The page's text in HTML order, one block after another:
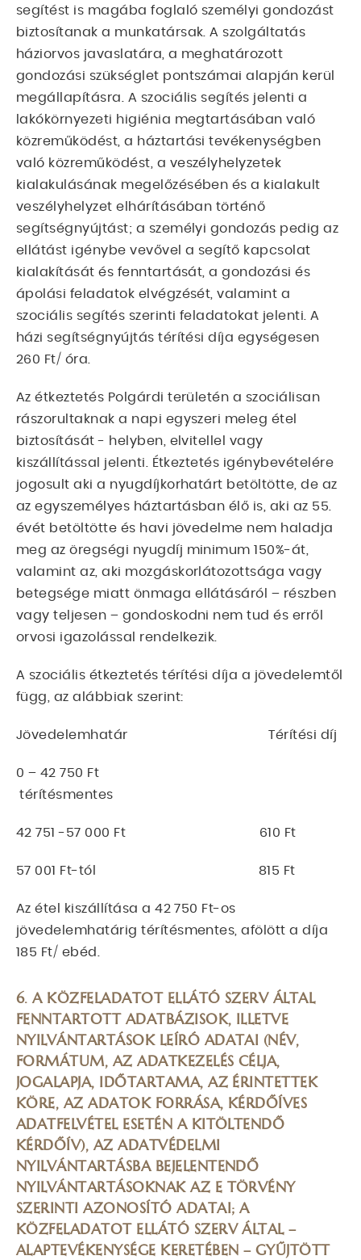
segítést is magába foglaló személyi gondozást
biztosítanak a munkatársak. A szolgáltatás
háziorvos javaslatára, a meghatározott
gondozási szükséglet pontszámai alapján kerül
megállapításra. A szociális segítés jelenti a
lakókörnyezeti higiénia megtartásában való
közreműködést, a háztartási tevékenységben
való közreműködést, a veszélyhelyzetek
kialakulásának megelőzésében és a kialakult
veszélyhelyzet elhárításában történő
segítségnyújtást; a személyi gondozás pedig az
ellátást igénybe vevővel a segítő kapcsolat
kialakítását és fenntartását, a gondozási és
ápolási feladatok elvégzését, valamint a
szociális segítés szerinti feladatokat jelenti. A
házi segítségnyújtás térítési díja egységesen
260 Ft/ óra.
Az étkeztetés Polgárdi területén a szociálisan
rászorultaknak a napi egyszeri meleg étel
biztosítását - helyben, elvitellel vagy
kiszállítással jelenti. Étkeztetés igénybevételére
jogosult aki a nyugdíjkorhatárt betöltötte, de az
az egyszemélyes háztartásban élő is, aki az 55.
évét betöltötte és havi jövedelme nem haladja
meg az öregségi nyugdíj minimum 150%-át,
valamint az, aki mozgáskorlátozottsága vagy
betegsége miatt önmaga ellátásáról – részben
vagy teljesen – gondoskodni nem tud és erről
orvosi igazolással rendelkezik.
A szociális étkeztetés térítési díja a jövedelemtől
függ, az alábbiak szerint:
Jövedelemhatár Térítési díj
0 – 42 750 Ft
térítésmentes
42 751 -57 000 Ft 610 Ft
57 001 Ft-tól 815 Ft
Az étel kiszállítása a 42 750 Ft-os
jövedelemhatárig térítésmentes, afölött a díja
185 Ft/ ebéd.
6. A KÖZFELADATOT ELLÁTÓ SZERV ÁLTAL
FENNTARTOTT ADATBÁZISOK, ILLETVE
NYILVÁNTARTÁSOK LEÍRÓ ADATAI (NÉV,
FORMÁTUM, AZ ADATKEZELÉS CÉLJA,
JOGALAPJA, IDŐTARTAMA, AZ ÉRINTETTEK
KÖRE, AZ ADATOK FORRÁSA, KÉRDŐÍVES
ADATFELVÉTEL ESETÉN A KITÖLTENDŐ
KÉRDŐÍV), AZ ADATVÉDELMI
NYILVÁNTARTÁSBA BEJELENTENDŐ
NYILVÁNTARTÁSOKNAK AZ E TÖRVÉNY
SZERINTI AZONOSÍTÓ ADATAI; A
KÖZFELADATOT ELLÁTÓ SZERV ÁLTAL –
ALAPTEVÉKENYSÉGE KERETÉBEN – GYŰJTÖTT